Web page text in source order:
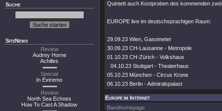
Suche
SiteNews
Review
Audrey Horne
Achilles
Special
In Extremo
Review
North Sea Echoes
How To Cast A Shadow
Quintett auch Kostproben des kommenden
EUROPE live im deutschsprachigen Raum:
29.09.23 Wien, Gasometer
30.09.23 CH-Lausanne - Metropole
01.10.23 CH-Zürich - Volkshaus
04.10.23 Stuttgart - Theaterhaus
05.10.23 München - Circus Krone
06.10.23 Berlin - Admiralspalast
Europe im Internet
Bandhomepage